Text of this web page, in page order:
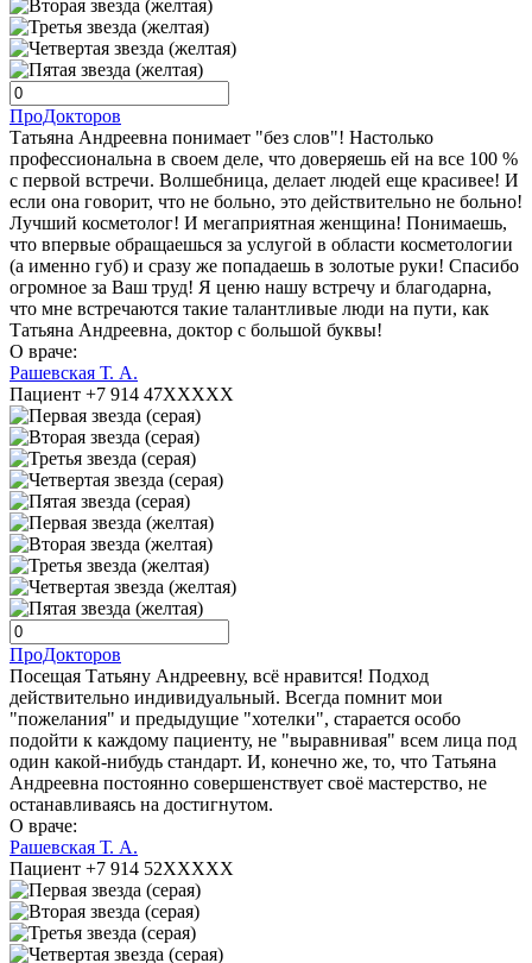
ПроДокторов
Татьяна Андреевна понимает "без слов"! Настолько
профессиональна в своем деле, что доверяешь ей на все 100 %
с первой встречи. Волшебница, делает людей еще красивее! И
если она говорит, что не больно, это действительно не больно!
Лучший косметолог! И мегаприятная женщина! Понимаешь,
что впервые обращаешься за услугой в области косметологии
(а именно губ) и сразу же попадаешь в золотые руки! Спасибо
огромное за Ваш труд! Я ценю нашу встречу и благодарна,
что мне встречаются такие талантливые люди на пути, как
Татьяна Андреевна, доктор с большой буквы!
О враче:
Рашевская Т. А.
Пациент +7 914 47XXXXX
ПроДокторов
Посещая Татьяну Андреевну, всё нравится! Подход
действительно индивидуальный. Всегда помнит мои
"пожелания" и предыдущие "хотелки", старается особо
подойти к каждому пациенту, не "выравнивая" всем лица под
один какой-нибудь стандарт. И, конечно же, то, что Татьяна
Андреевна постоянно совершенствует своё мастерство, не
останавливаясь на достигнутом.
О враче:
Рашевская Т. А.
Пациент +7 914 52XXXXX